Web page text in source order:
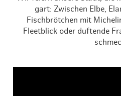
gart: Zwischen Elbe,
Fischbrötchen mit
Fleetblick oder duftende